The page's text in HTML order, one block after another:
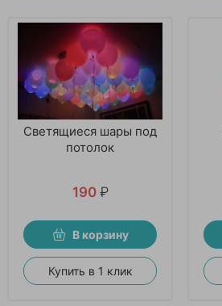
Светящиеся шары под
потолок
190 ₽
В корзину
Купить в 1 клик